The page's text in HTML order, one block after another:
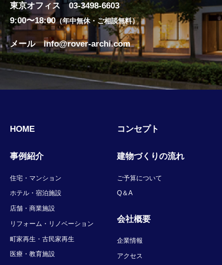
東京オフィス03-3498-6603
9:00〜18:00（年中無休・ご相談無料）
メールinfo@rover-archi.com
HOME
事例紹介
住宅・マンション
ホテル・宿泊施設
店舗・商業施設
リフォーム・リノベーション
町家再生・古民家再生
医療・教育施設
コンセプト
建物づくりの流れ
ご予算について
Q＆A
会社概要
企業情報
アクセス